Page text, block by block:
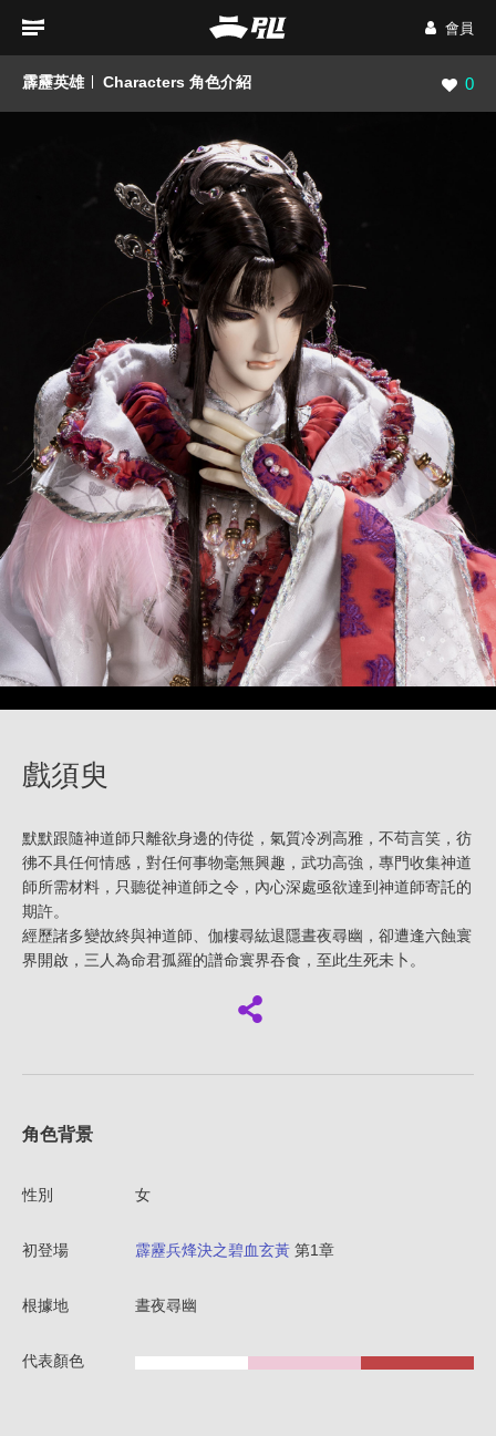
會員
霹靂英雄 Characters 角色介紹 瀏覽
0
戲須臾
默默跟隨神道師只離欲身邊的侍從，氣質冷冽高雅，不苟言笑，彷
彿不具任何情感，對任何事物毫無興趣，武功高強，專門收集神道
師所需材料，只聽從神道師之令，內心深處亟欲達到神道師寄託的
期許。
經歷諸多變故終與神道師、伽樓尋紘退隱晝夜尋幽，卻遭逢六蝕寰
界開啟，三人為命君孤羅的譜命寰界吞食，至此生死未卜。
角色背景
性別 女
初登場 霹靂兵烽決之碧血玄黃 第1章
根據地 晝夜尋幽
代表顏色